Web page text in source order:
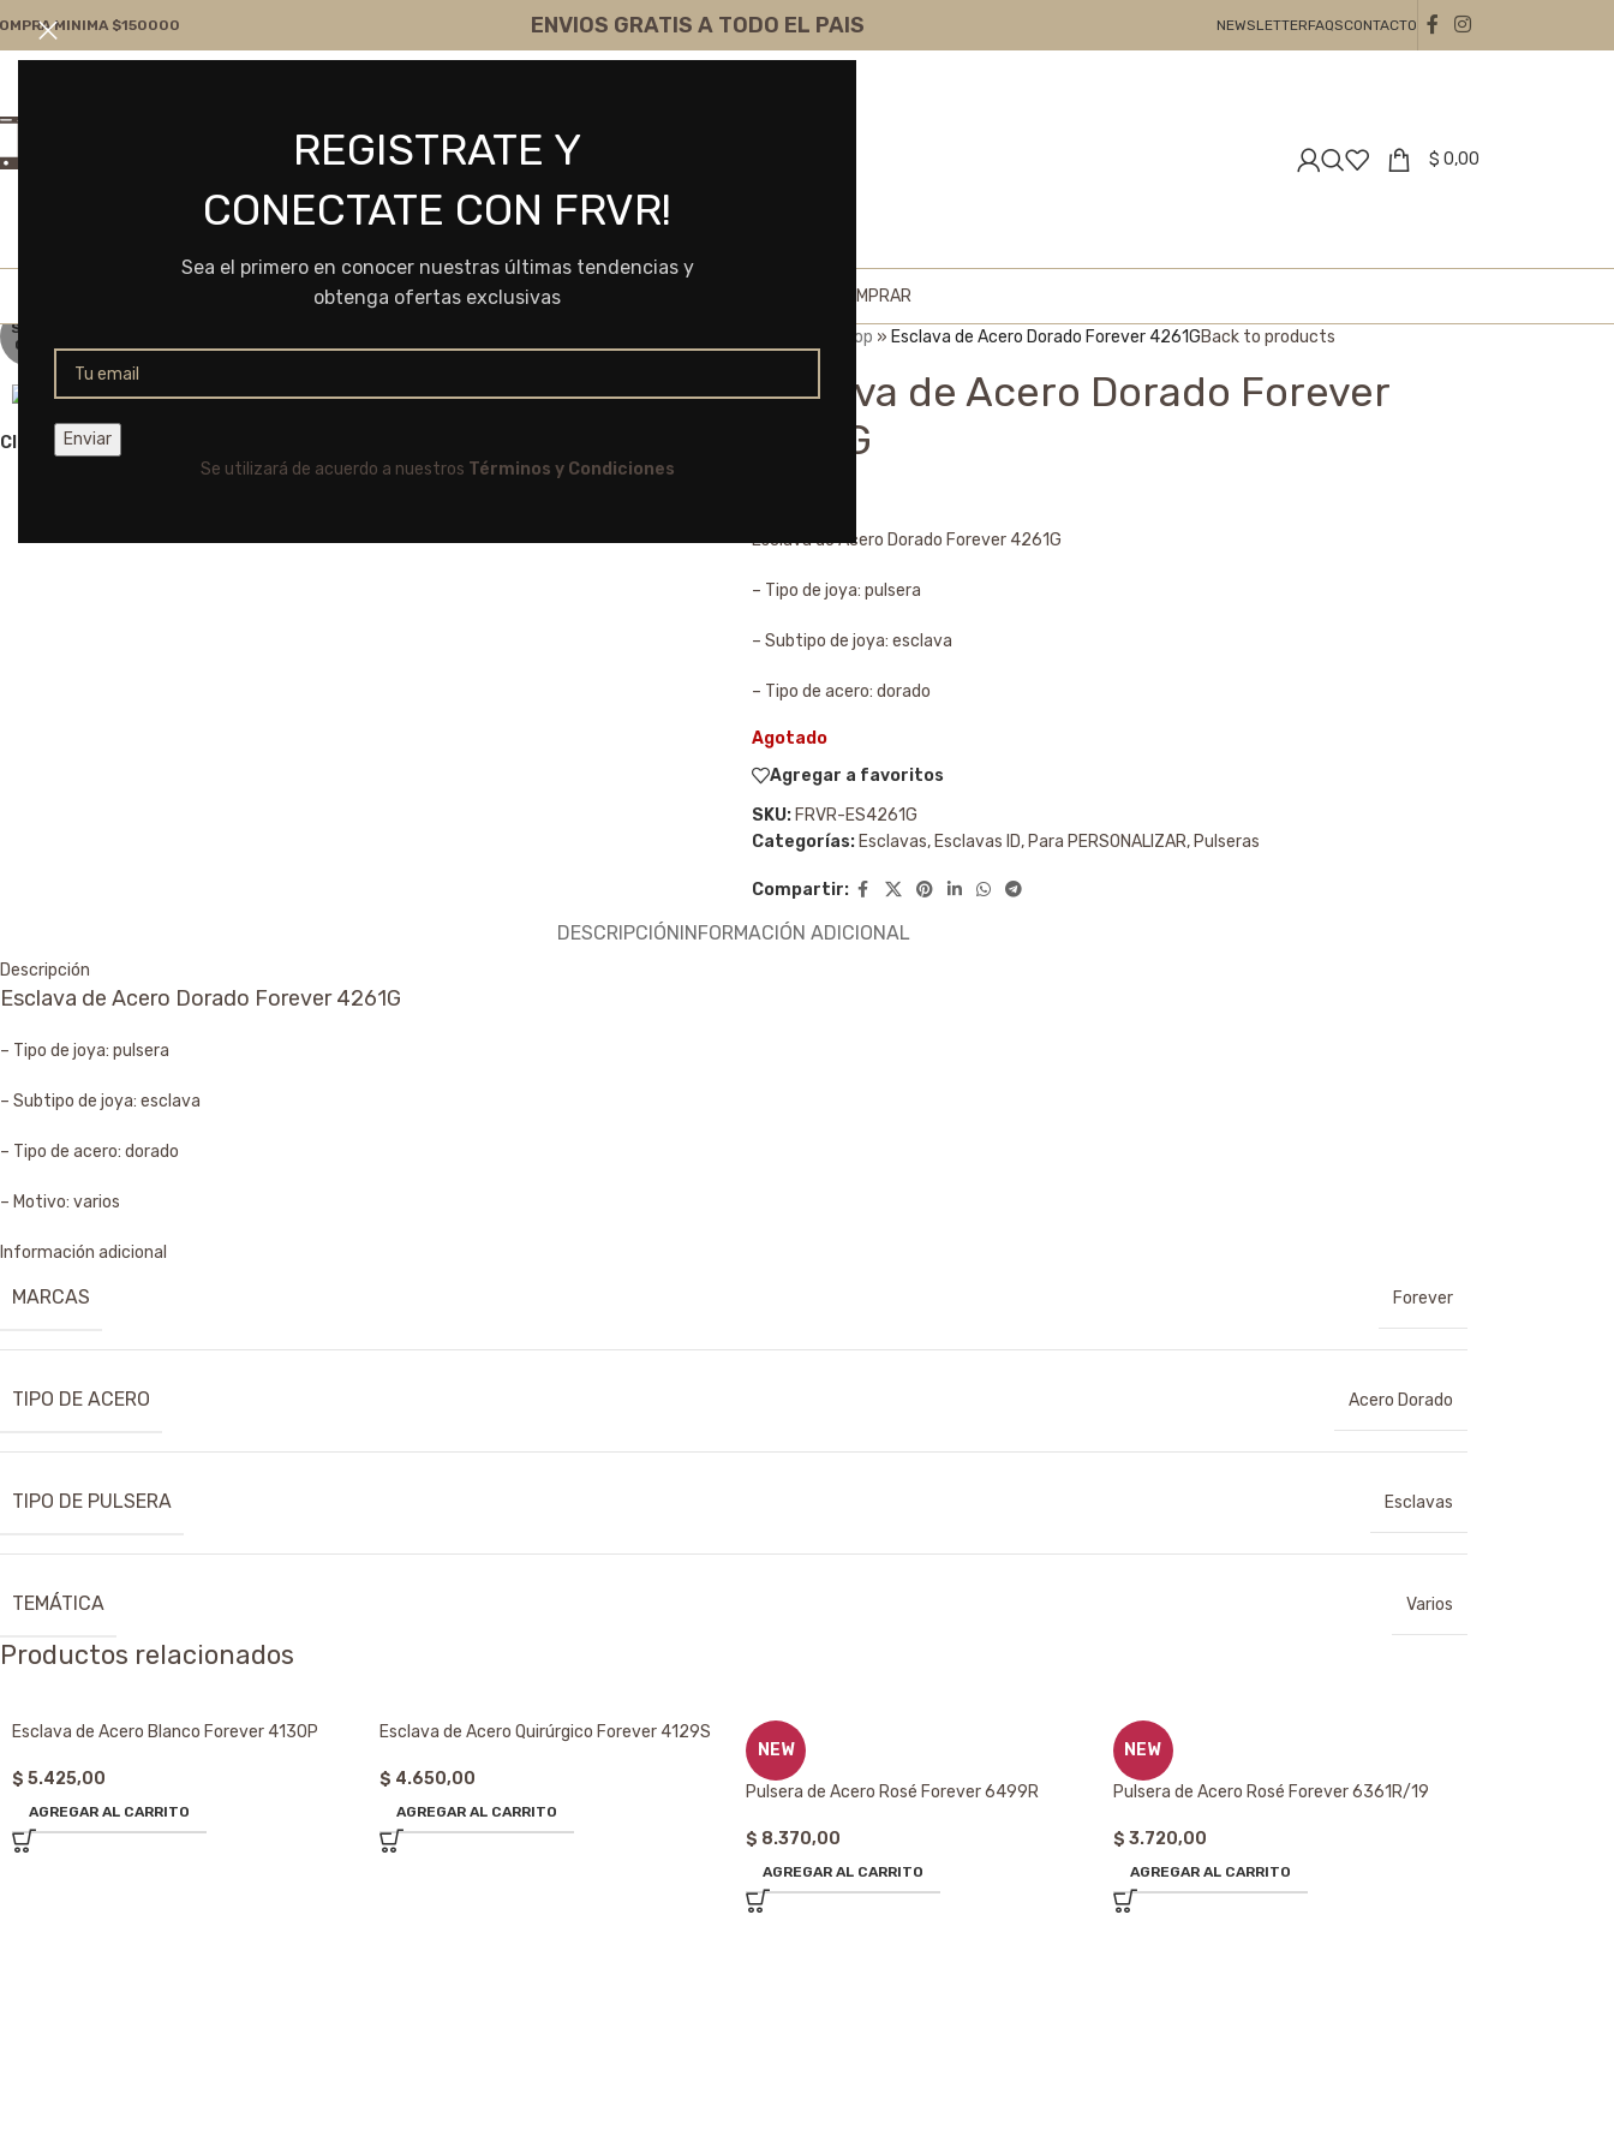
REGISTRATE Y
CONECTATE CON FRVR!
Sea el primero en conocer nuestras últimas tendencias y
obtenga ofertas exclusivas
Se utilizará de acuerdo a nuestros Términos y Condiciones
MINIMA $150000 ENVIOS GRATIS A TODO EL PAIS NEWSLETTERFAQSCONTACTO
ventas@frvr.com.ar
$ 0,00
HOME COMO COMPRAR
SOLD
OUT
Click to enlarge
Shop » Esclava de Acero Dorado Forever 4261GBack to products
Esclava de Acero Dorado Forever
4261G
Esclava de Acero Dorado Forever 4261G
– Tipo de joya: pulsera
– Subtipo de joya: esclava
– Tipo de acero: dorado
Agotado
Agregar a favoritos
SKU: FRVR-ES4261G
Categorías: Esclavas, Esclavas ID, Para PERSONALIZAR, Pulseras
Compartir:
DESCRIPCIÓNINFORMACIÓN ADICIONAL
Descripción
Esclava de Acero Dorado Forever 4261G
– Tipo de joya: pulsera
– Subtipo de joya: esclava
– Tipo de acero: dorado
– Motivo: varios
Información adicional
MARCAS Forever
TIPO DE ACERO Acero Dorado
TIPO DE PULSERA Esclavas
TEMÁTICA Varios
Productos relacionados
Esclava de Acero Blanco Forever 4130P
$ 5.425,00
AGREGAR AL CARRITO
Esclava de Acero Quirúrgico Forever 4129S
$ 4.650,00
AGREGAR AL CARRITO
NEW
Pulsera de Acero Rosé Forever 6499R
$ 8.370,00
AGREGAR AL CARRITO
NEW
Pulsera de Acero Rosé Forever 6361R/19
$ 3.720,00
AGREGAR AL CARRITO